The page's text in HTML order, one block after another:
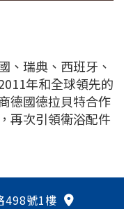
、瑞典、西班牙、
年和全球領先的
德國德拉貝特合作
再次引領衛浴配件
498號1樓